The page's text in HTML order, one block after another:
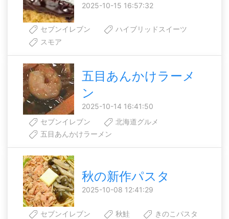
2025-10-15 16:57:32
セブンイレブン
ハイブリッドスイーツ
スモア
五目あんかけラーメ
ン
2025-10-14 16:41:50
セブンイレブン
北海道グルメ
五目あんかけラーメン
秋の新作パスタ
2025-10-08 12:41:29
セブンイレブン 秋鮭 きのこパスタ